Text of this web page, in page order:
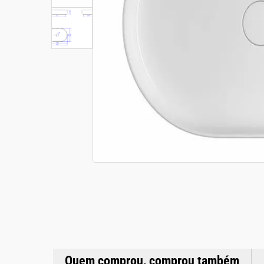
Quem comprou, comprou também